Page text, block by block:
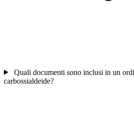
Quali documenti sono inclusi in un
carbossialdeide?